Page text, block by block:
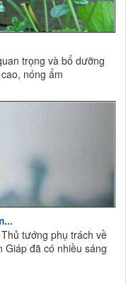
trọng và bổ dưỡng
nóng ẩm
tướng phụ trách về
đã có nhiều sáng